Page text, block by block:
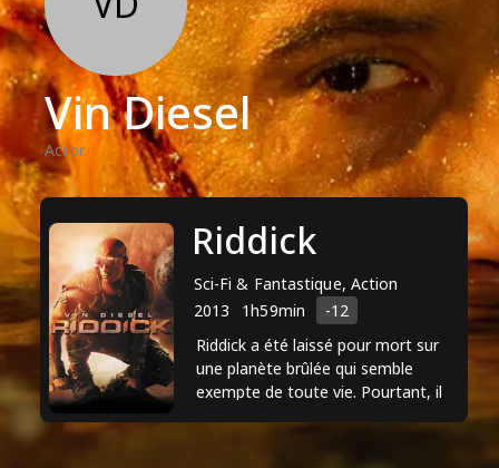
Vin Diesel
Actor
Riddick
Sci-Fi & Fantastique, Action
2013
1h59min
-12
Riddick a été laissé pour mort sur
une planète brûlée qui semble
exempte de toute vie. Pourtant, il